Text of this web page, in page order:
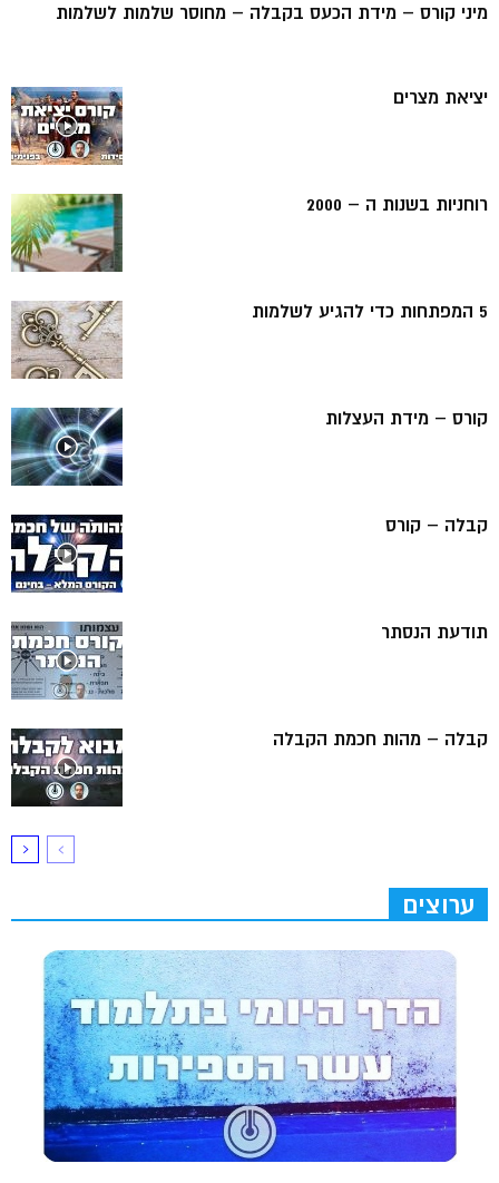
מיני קורס – מידת הכעס בקבלה – מחוסר שלמות לשלמות
יציאת מצרים
רוחניות בשנות ה – 2000
5 המפתחות כדי להגיע לשלמות
קורס – מידת העצלות
קבלה – קורס
תודעת הנסתר
קבלה – מהות חכמת הקבלה
ערוצים